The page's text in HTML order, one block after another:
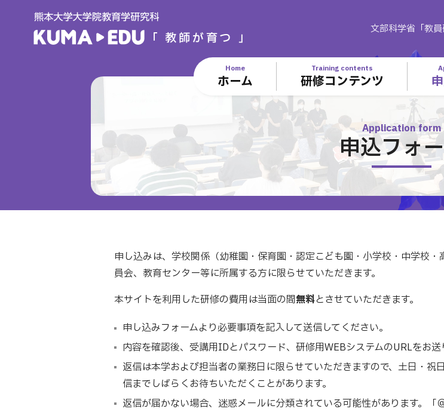
文部科学省「教
Home
ホーム
Training contents
研修コンテンツ
Application form
申込フォ
申し込みは、学校関係（幼稚園・保育園・認定こども園・小学校・中学校
員会、教育センター等に所属する方に限らせていただきます。
本サイトを利用した研修の費用は当面の間無料とさせていただきます。
申し込みフォームより必要事項を記入して送信してください。
内容を確認後、受講用IDとパスワード、研修用WEBシステムのURLをお送
返信は本学および担当者の業務日に限らせていただきますので、土日・
信までしばらくお待ちいただくことがあります。
返信が届かない場合、迷惑メールに分類されている可能性があります。